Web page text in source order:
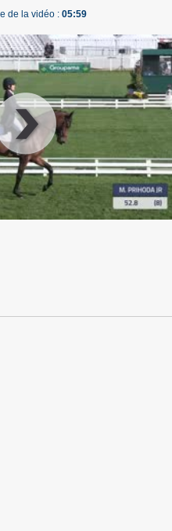
de la vidéo : 05:59
00 :00 00:00 00